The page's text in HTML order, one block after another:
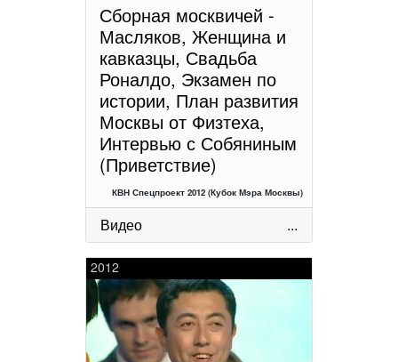
Сборная москвичей -
Масляков, Женщина и
кавказцы, Свадьба
Роналдо, Экзамен по
истории, План развития
Москвы от Физтеха,
Интервью с Собяниным
(Приветствие)
КВН Спецпроект 2012 (Кубок Мэра Москвы)
Видео ...
2012